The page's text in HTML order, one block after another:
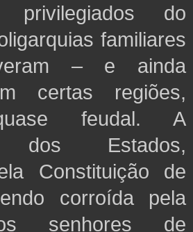
privilegiados do
familiares
– e ainda
certas regiões,
feudal. A
dos Estados,
Constituição de
corroída pela
senhores de